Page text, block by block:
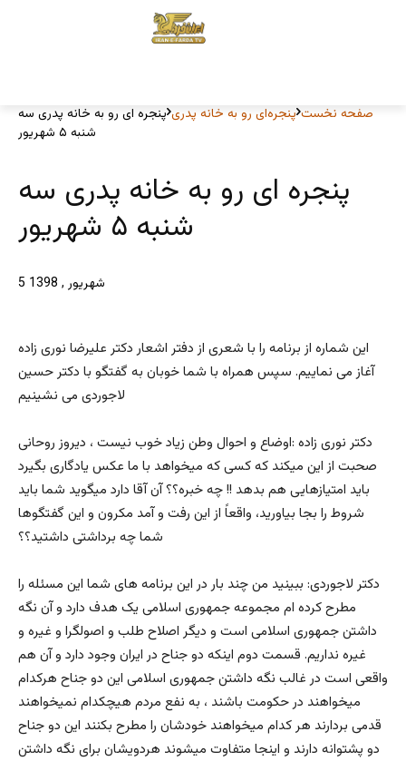
صفحه نخست پنجره‌ای رو به خانه پدری پنجره ای رو به خانه پدری سه
شنبه ۵ شهریور
پنجره ای رو به خانه پدری سه
شنبه ۵ شهریور
5 شهریور , 1398
این شماره از برنامه را با شعری از دفتر اشعار دکتر علیرضا نوری زاده
آغاز می نماییم. سپس همراه با شما خوبان به گفتگو با دکتر حسین
لاجوردی می نشینیم
دکتر نوری زاده :اوضاع و احوال وطن زیاد خوب نیست ، دیروز روحانی
صحبت از این میکند که کسی که میخواهد با ما عکس یادگاری بگیرد
باید امتیازهایی هم بدهد !! چه خبره؟؟ آن آقا دارد میگوید شما باید
شروط را بجا بیاورید، واقعاً از این رفت و آمد مکرون و این گفتگوها
شما چه برداشتی داشتید؟؟
دکتر لاجوردی: ببینید من چند بار در این برنامه های شما این مسئله را
مطرح کرده ام مجموعه جمهوری اسلامی یک هدف دارد و آن نگه
داشتن جمهوری اسلامی است و دیگر اصلاح طلب و اصولگرا و غیره و
غیره نداریم. قسمت دوم اینکه دو جناح در ایران وجود دارد و آن هم
واقعی است در غالب نگه داشتن جمهوری اسلامی این دو جناح هرکدام
میخواهند در حکومت باشند ، به نفع مردم هیچکدام نمیخواهند
قدمی بردارند هر کدام میخواهند خودشان را مطرح بکنند این دو جناح
دو پشتوانه دارند و اینجا متفاوت میشوند هردویشان برای نگه داشتن